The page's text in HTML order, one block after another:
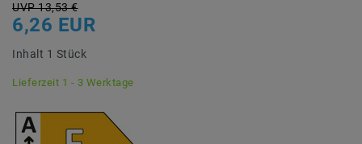
UVP 13,53 €
6,26 EUR
Inhalt 1 Stück
Lieferzeit 1 - 3 Werktage